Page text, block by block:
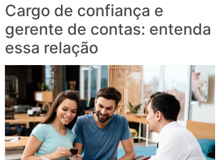
Cargo de confiança e
gerente de contas: entenda
essa relação